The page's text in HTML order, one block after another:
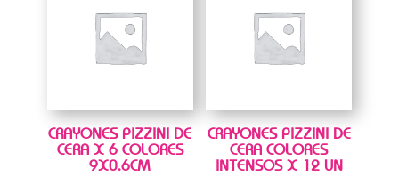
CRAYONES PIZZINI DE
CERA X 6 COLORES
9X0.6CM
CRAYONES PIZZINI DE
CERA COLORES
INTENSOS X 12 UN